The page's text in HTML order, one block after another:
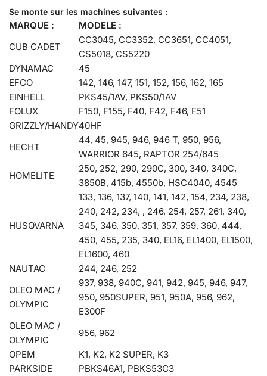
Se monte sur les machines suivantes :
MARQUE :
MODELE :
CUB CADET
CC3045, CC3352, CC3651, CC4051,
CS5018, CS5220
DYNAMAC
45
EFCO
142, 146, 147, 151, 152, 156, 162, 165
EINHELL
PKS45/1AV, PKS50/1AV
FOLUX
F150, F155, F40, F42, F46, F51
GRIZZLY/HANDY40HF
HECHT
44, 45, 945, 946, 946 T, 950, 956,
WARRIOR 645, RAPTOR 254/645
HOMELITE
250, 252, 290, 290C, 300, 340, 340C,
3850B, 415b, 4550b, HSC4040, 4545
HUSQVARNA
133, 136, 137, 140, 141, 142, 154, 234, 238,
240, 242, 234, , 246, 254, 257, 261, 340,
345, 346, 350, 351, 357, 359, 360, 444,
450, 455, 235, 340, EL16, EL1400, EL1500,
EL1600, 460
NAUTAC
244, 246, 252
OLEO MAC /
OLYMPIC
937, 938, 940C, 941, 942, 945, 946, 947,
950, 950SUPER, 951, 950A, 956, 962,
E300F
OLEO MAC /
OLYMPIC
956, 962
OPEM
K1, K2, K2 SUPER, K3
PARKSIDE
PBKS46A1, PBKS53C3